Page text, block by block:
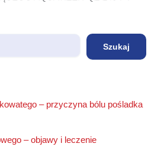
Szukaj
– przyczyna bólu pośladka
– objawy i leczenie